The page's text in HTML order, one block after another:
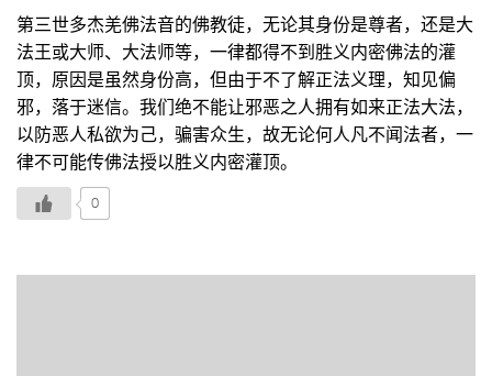
第三世多杰羌佛法音的佛教徒，无论其身份是尊者，还是大
法王或大师、大法师等，一律都得不到胜义内密佛法的灌
顶，原因是虽然身份高，但由于不了解正法义理，知见偏
邪，落于迷信。我们绝不能让邪恶之人拥有如来正法大法，
以防恶人私欲为己，骗害众生，故无论何人凡不闻法者，一
律不可能传佛法授以胜义内密灌顶。
0